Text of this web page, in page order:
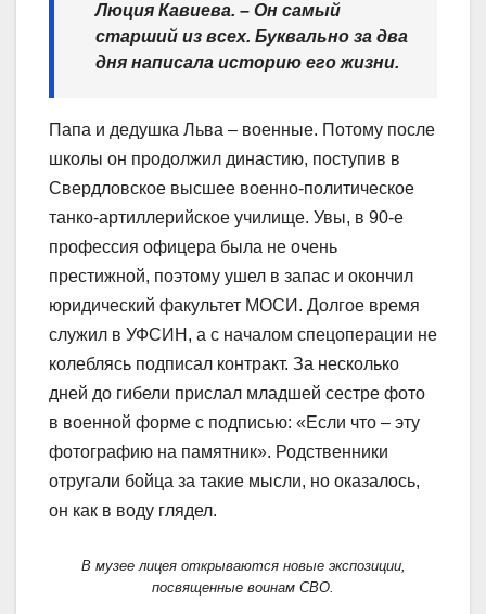
Люция Кавиева. – Он самый
старший из всех. Буквально за два
дня написала историю его жизни.
Папа и дедушка Льва – военные. Потому после
школы он продолжил династию, поступив в
Свердловское высшее военно-политическое
танко-артиллерийское училище. Увы, в 90-е
профессия офицера была не очень
престижной, поэтому ушел в запас и окончил
юридический факультет МОСИ. Долгое время
служил в УФСИН, а с началом спецоперации не
колеблясь подписал контракт. За несколько
дней до гибели прислал младшей сестре фото
в военной форме с подписью: «Если что – эту
фотографию на памятник». Родственники
отругали бойца за такие мысли, но оказалось,
он как в воду глядел.
В музее лицея открываются новые экспозиции,
посвященные воинам СВО.